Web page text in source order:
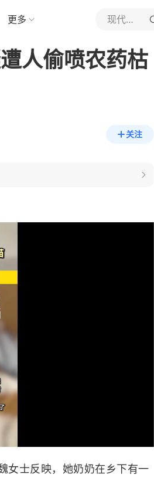
更多 现代快报
人偷喷农药枯
关注
女士反映，她奶奶在乡下有一